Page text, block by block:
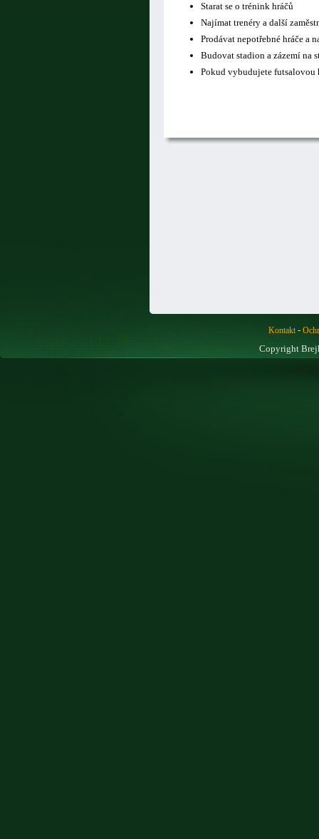
Starat se o trénink hráčů
Najímat trenéry a další
Prodávat nepotřebné hráče a
Budovat stadion a zázemí na
Pokud vybudujete futsalovou
Kontakt-
Copyright